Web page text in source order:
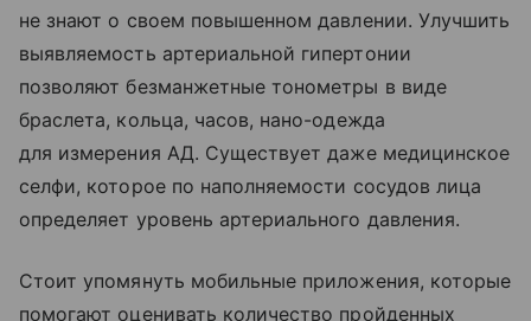
не знают о своем повышенном давлении. Улучшить
выявляемость артериальной гипертонии
позволяют безманжетные тонометры в виде
браслета, кольца, часов, нано-одежда
для измерения АД. Существует даже медицинское
селфи, которое по наполняемости сосудов лица
определяет уровень артериального давления.
Стоит упомянуть мобильные приложения, которые
помогают оценивать количество пройденных